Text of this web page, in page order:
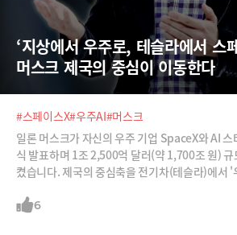
‘지상에서 우주로, 테슬라에서 스
머스크 제국의 중심이 이동한다
#스페이스X#우주AI#머스크
일론 머스크가 자신의 우주 기업 SpaceX와 AI
식 발표하며 1조 2,500억 달러(약 1,700조 원) 규
켰습니다. 제국의 중심축을 전기차(테슬라)에서 '
터’로 만들겠다는 파격적인 청사진도 제시했습니
6